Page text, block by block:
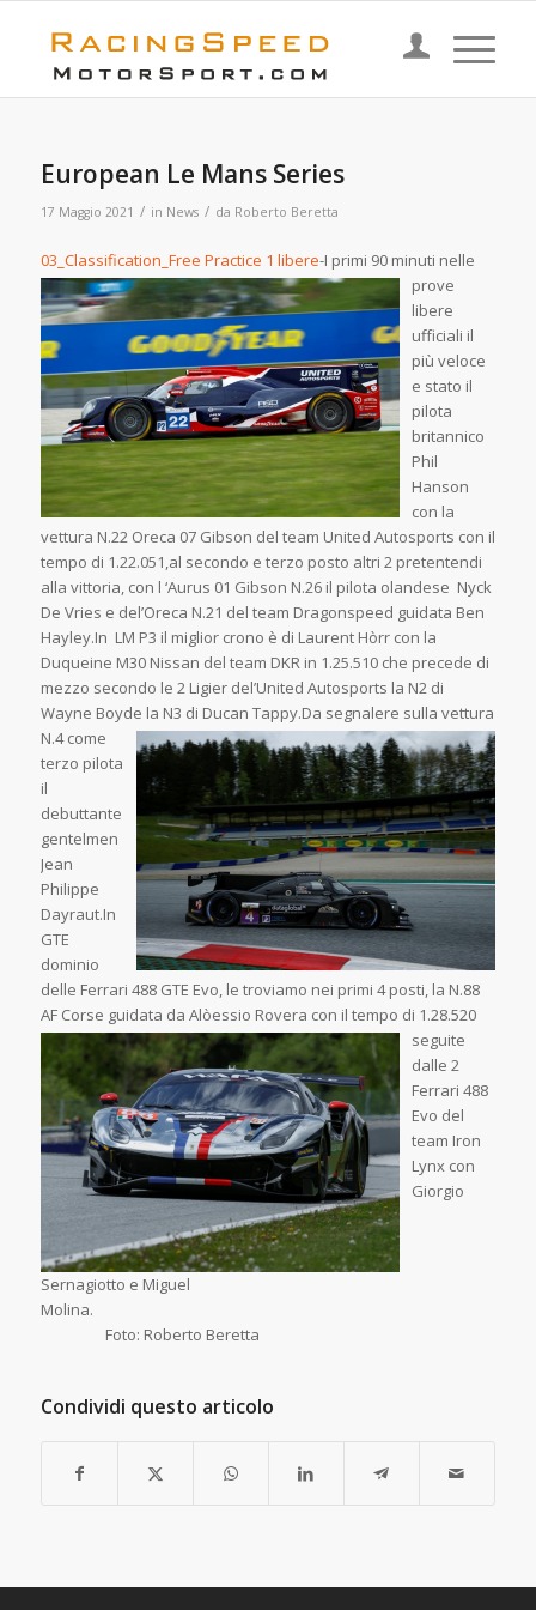
European Le Mans Series
17 Maggio 2021 / in News / da Roberto Beretta
03_Classification_Free Practice 1 libere-I primi 90 minuti nelle
prove
libere
ufficiali il
più veloce
e stato il
pilota
britannico
Phil
Hanson
con la
vettura N.22 Oreca 07 Gibson del team United Autosports con il
tempo di 1.22.051,al secondo e terzo posto altri 2 pretentendi
alla vittoria, con l ‘Aurus 01 Gibson N.26 il pilota olandese Nyck
De Vries e del’Oreca N.21 del team Dragonspeed guidata Ben
Hayley.In LM P3 il miglior crono è di Laurent Hòrr con la
Duqueine M30 Nissan del team DKR in 1.25.510 che precede di
mezzo secondo le 2 Ligier del’United Autosports la N2 di
Wayne Boyde la N3 di Ducan Tappy.Da segnalere sulla vettura
N.4 come
terzo pilota
il
debuttante
gentelmen
Jean
Philippe
Dayraut.In
GTE
dominio
delle Ferrari 488 GTE Evo, le troviamo nei primi 4 posti, la N.88
AF Corse guidata da Alòessio Rovera con il tempo di 1.28.520
seguite
dalle 2
Ferrari 488
Evo del
team Iron
Lynx con
Giorgio
Sernagiotto e Miguel
Molina.
Foto: Roberto Beretta
Condividi questo articolo